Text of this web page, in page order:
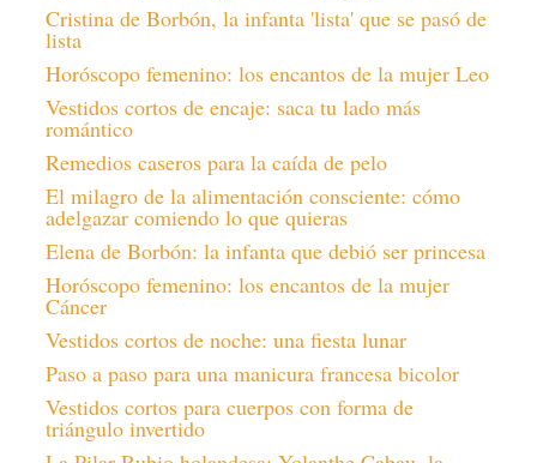
Cristina de Borbón, la infanta 'lista' que se pasó de
lista
Horóscopo femenino: los encantos de la mujer Leo
Vestidos cortos de encaje: saca tu lado más
romántico
Remedios caseros para la caída de pelo
El milagro de la alimentación consciente: cómo
adelgazar comiendo lo que quieras
Elena de Borbón: la infanta que debió ser princesa
Horóscopo femenino: los encantos de la mujer
Cáncer
Vestidos cortos de noche: una fiesta lunar
Paso a paso para una manicura francesa bicolor
Vestidos cortos para cuerpos con forma de
triángulo invertido